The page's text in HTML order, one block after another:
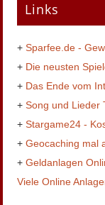
Links
+Sparfee.de -
+ Die neusten
+ Das Ende vom
+Song und Lieder
+Stargame24 -
+Geocaching mal
+Geldanlagen
Viele Online